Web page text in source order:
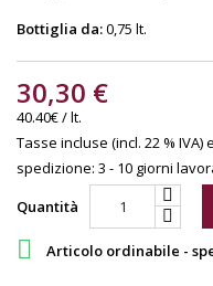
Bottiglia da:0,75 lt.
30,30 €
40.40€ / lt.
Tasse incluse (incl. 22 % IVA)
spedizione: 3 - 10 giorni
Quantità
 Articolo ordinabile -